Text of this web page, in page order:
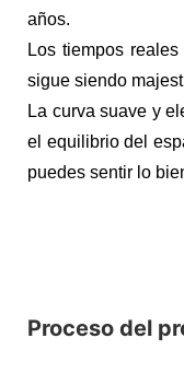
años.
Los tiempos
sigue siendo
La curva suave y
el equilibrio del
puedes sentir lo
Proceso del